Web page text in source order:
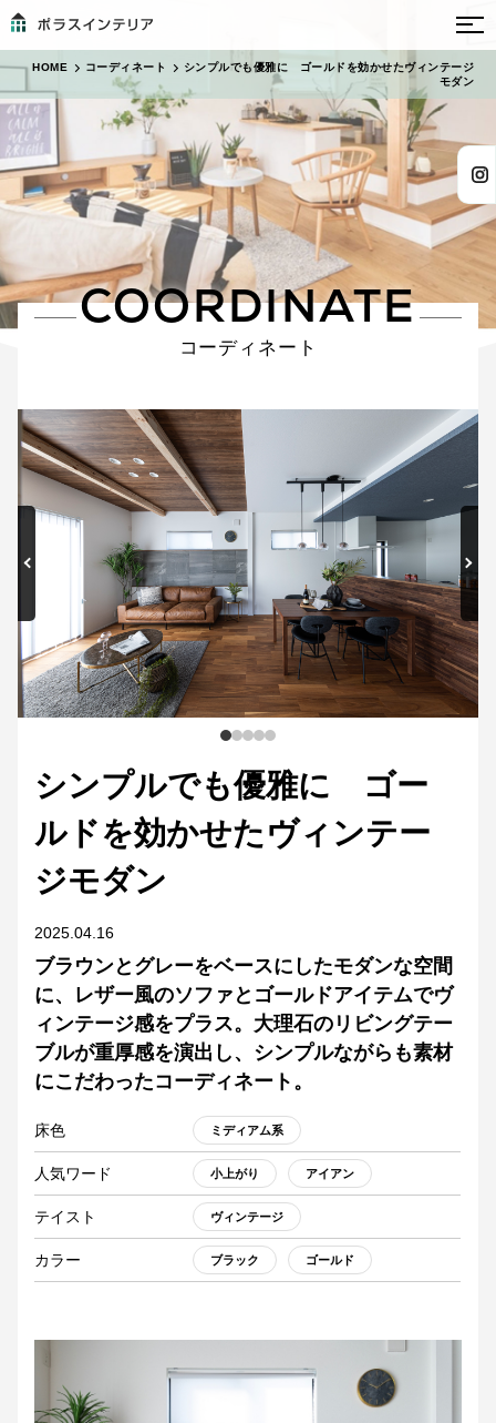
HOME コーディネート
シンプルでも優雅に ゴールドを効かせたヴィンテージ
モダン
COORDINATE
コーディネート
シンプルでも優雅に ゴー
ルドを効かせたヴィンテー
ジモダン
2025.04.16
ブラウンとグレーをベースにしたモダンな空間
に、レザー風のソファとゴールドアイテムでヴ
ィンテージ感をプラス。大理石のリビングテー
ブルが重厚感を演出し、シンプルながらも素材
にこだわったコーディネート。
床色 ミディアム系
人気ワード 小上がり アイアン
テイスト ヴィンテージ
カラー ブラック ゴールド